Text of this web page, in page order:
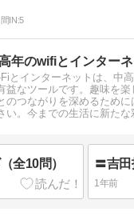
間IN:5
年のwifiとインターネ
とインターネットは、中
益なツールです。趣味を
のつながりを深めるために
い。今までの生活に新たな
全10問）
1年前